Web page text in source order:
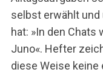
selbst erwählt und
hat: »In den
Juno«. Hefter
diese Weise keine